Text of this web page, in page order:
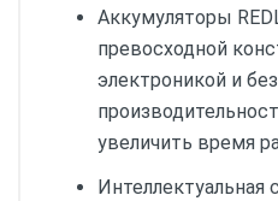
Аккумуляторы
превосходной
электроникой и
увеличить время
Интеллектуальная